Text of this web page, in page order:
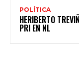
POLÍTICA
HERIBERTO
PRI EN NL